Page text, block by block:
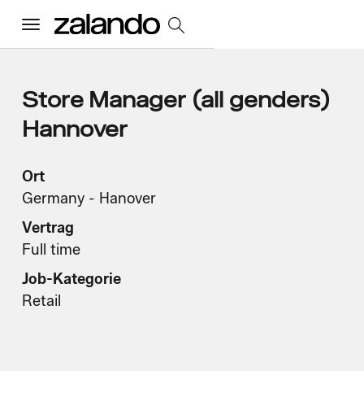
Menu
Alle Jobs
Unsere Kultur
Vorteile und Benefits
Vielfalt und Inklusion
Nachhaltigkeit
Was wir tun
Job Kategorien
Early Careers
Wo wir arbeiten
Store Manager (all genders)
Hannover
Ort
Germany - Hanover
Vertrag
Full time
Job-Kategorie
Retail